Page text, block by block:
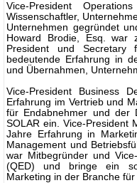
Vice-President
Wissenschaftler,
Unternehmen gegründet
Howard Brodie, Esq. war
President und
bedeutende Erfahrung in
und Übernahmen,
Vice-President Business
Erfahrung im Vertrieb und
für Endabnehmer und der
SOLAR ein. Vice-President
Jahre Erfahrung in
Management und
war Mitbegründer und
(QED) und bringe ein
Marketing in der Branche